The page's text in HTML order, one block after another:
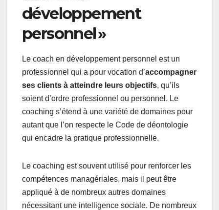
développement
personnel »
Le coach en développement personnel est un
professionnel qui a pour vocation d’accompagner
ses clients à atteindre leurs objectifs, qu’ils
soient d’ordre professionnel ou personnel. Le
coaching s’étend à une variété de domaines pour
autant que l’on respecte le Code de déontologie
qui encadre la pratique professionnelle.
Le coaching est souvent utilisé pour renforcer les
compétences managériales, mais il peut être
appliqué à de nombreux autres domaines
nécessitant une intelligence sociale. De nombreux